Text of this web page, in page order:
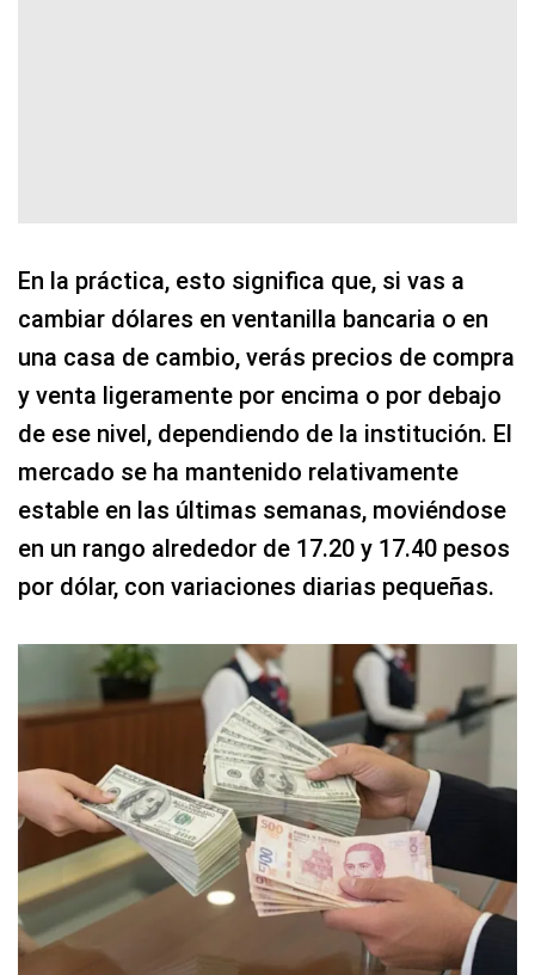
En la práctica, esto significa que, si vas a
cambiar dólares en ventanilla bancaria o en
una casa de cambio, verás precios de compra
y venta ligeramente por encima o por debajo
de ese nivel, dependiendo de la institución. El
mercado se ha mantenido relativamente
estable en las últimas semanas, moviéndose
en un rango alrededor de 17.20 y 17.40 pesos
por dólar, con variaciones diarias pequeñas.